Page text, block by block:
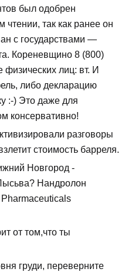
был одобрен
чтении, так как ранее он
с государствами —
Кореневщино 8 (800)
лиц: вт. И
либо декларацию
:-) Это даже для
консервативно!
разговоры
стоимость барреля.
Новгород -
Нандролон
от том,что ты
груди, переверните